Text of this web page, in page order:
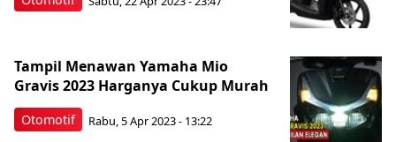
Otomotif
Tampil Menawan Yamaha Mio
Gravis 2023 Harganya Cukup Murah
Rabu, 5 Apr 2023 - 13:22